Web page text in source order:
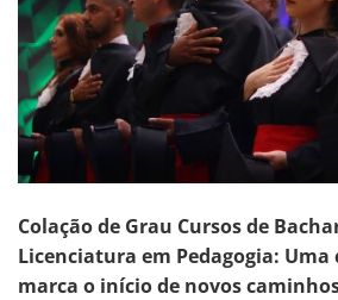
Colação de Grau Cursos de
Licenciatura em Pedagogia:
marca o início de novos